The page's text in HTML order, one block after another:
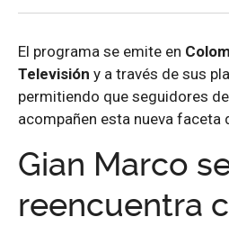
El programa se emite en
Televisión y a través de sus
permitiendo que seguidores
acompañen esta nueva faceta
Gian Marco
reencuentra